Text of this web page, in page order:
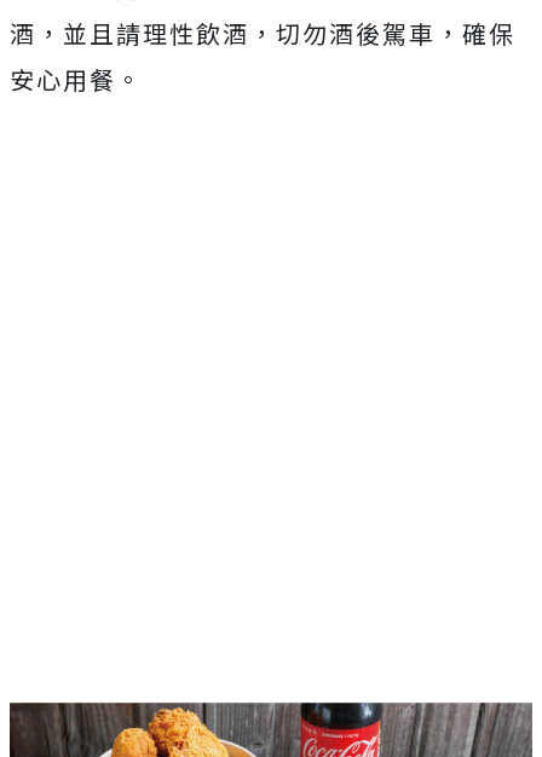
酒，並且請理性飲酒，切勿酒後駕車，確保
安心用餐。